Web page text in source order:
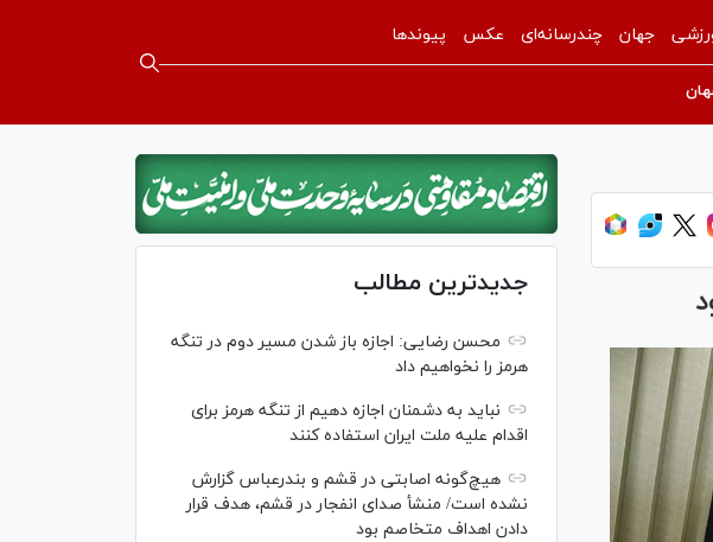
جهان چندرسانه‌ای عکس پیوندها
جدیدترین مطالب
محسن رضایی: اجازه باز شدن مسیر دوم در تنگه
هرمز را نخواهیم داد
نباید به دشمنان اجازه دهیم از تنگه هرمز برای
اقدام علیه ملت ایران استفاده کنند
هیچ‌گونه اصابتی در قشم و بندرعباس گزارش
نشده است/ منشأ صدای انفجار در قشم، هدف قرار
دادن اهداف متخاصم بود